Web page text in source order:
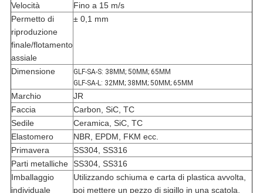
Velocità
Fino a 15 m/s
Permetto di
riproduzione
finale/flotamento
assiale
± 0,1 mm
Dimensione
GLF-SA-S: 38MM; 50MM; 65MM
GLF-SA-L: 32MM; 38MM; 50MM; 65MM
Marchio
JR
Faccia
Carbon, SiC, TC
Sedile
Ceramica, SiC, TC
Elastomero
NBR, EPDM, FKM ecc.
Primavera
SS304, SS316
Parti metalliche SS304, SS316
Imballaggio
individuale
Utilizzando schiuma e carta di plastica avvolta,
poi mettere un pezzo di sigillo in una scatola,